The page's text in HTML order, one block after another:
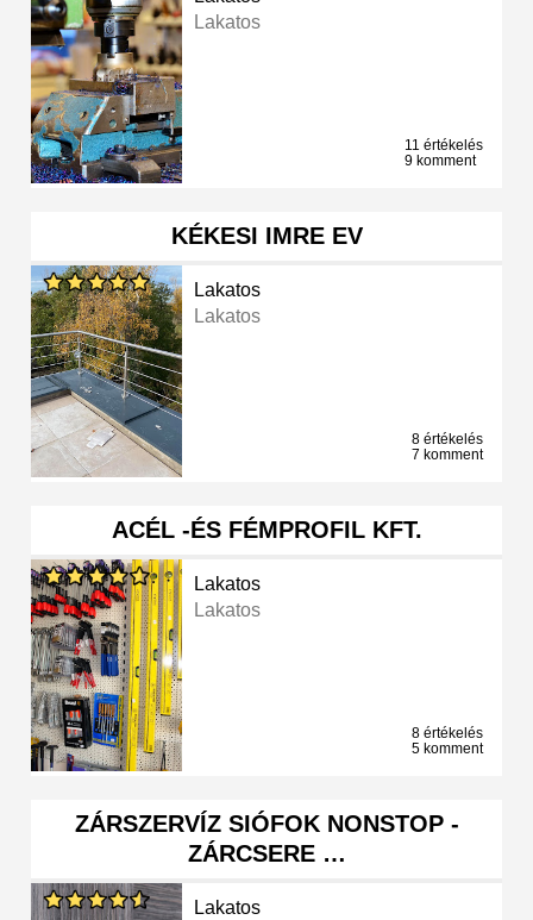
Lakatos
11 értékelés
9 komment
KÉKESI IMRE EV
Lakatos
Lakatos
8 értékelés
7 komment
ACÉL -ÉS FÉMPROFIL KFT.
Lakatos
Lakatos
8 értékelés
5 komment
ZÁRSZERVÍZ SIÓFOK NONSTOP -
ZÁRCSERE …
Lakatos